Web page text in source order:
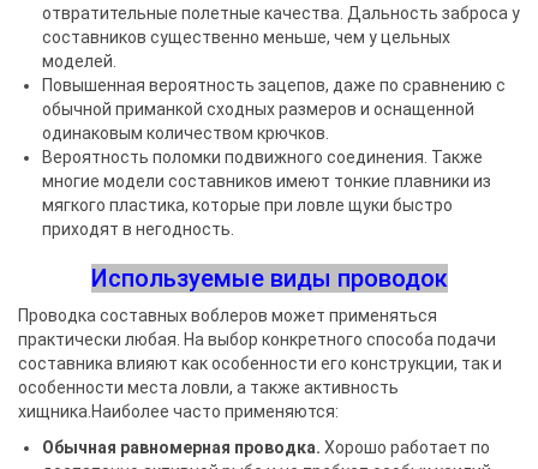
отвратительные полетные качества. Дальность заброса у
составников существенно меньше, чем у цельных
моделей.
Повышенная вероятность зацепов, даже по сравнению с
обычной приманкой сходных размеров и оснащенной
одинаковым количеством крючков.
Вероятность поломки подвижного соединения. Также
многие модели составников имеют тонкие плавники из
мягкого пластика, которые при ловле щуки быстро
приходят в негодность.
Используемые виды проводок
Проводка составных воблеров может применяться
практически любая. На выбор конкретного способа подачи
составника влияют как особенности его конструкции, так и
особенности места ловли, а также активность
хищника.Наиболее часто применяются:
Обычная равномерная проводка. Хорошо работает по